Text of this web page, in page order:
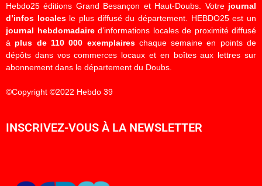
Hebdo25 éditions Grand Besançon et Haut-Doubs. Votre journal
d’infos localesle plus diffusé du département. HEBDO25 est un
journal hebdomadaired’informations locales de proximité diffusé
à plus de 110 000 exemplaireschaque semaine en points de
dépôts dans vos commerces locaux et en boîtes aux lettres sur
abonnement dans le département du Doubs.
©Copyright ©2022 Hebdo 39
INSCRIVEZ-VOUS À LA NEWSLETTER